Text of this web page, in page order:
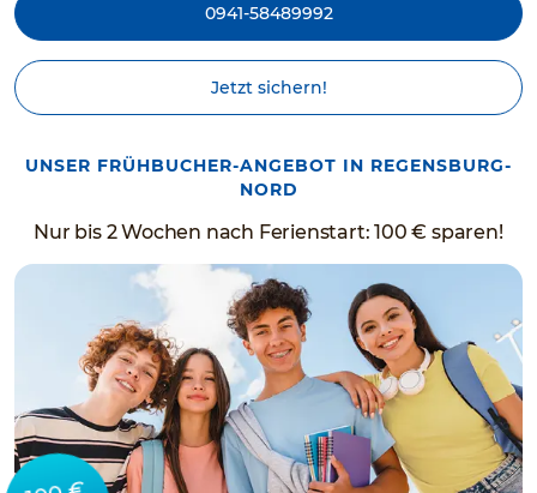
0941-58489992
Jetzt sichern!
UNSER FRÜHBUCHER-ANGEBOT IN REGENSBURG-
NORD
Nur bis 2 Wochen nach Ferienstart: 100 € sparen!